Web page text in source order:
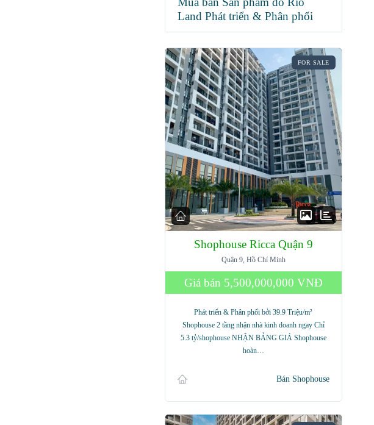
Land Phát triển & Phân phối
FOR SALE
Shophouse Ricca Quận 9
Quận 9, Hồ Chí Minh
Giá bán 5,500,000,000 VNĐ
Phát triển & Phân phối bởi 39.9 Triệu/m²
Shophouse 2 tầng nhận nhà kinh doanh ngay Chỉ
5.3 tỷ/shophouse NHẬN BẢNG GIÁ Shophouse
hoàn…
Bán Shophouse